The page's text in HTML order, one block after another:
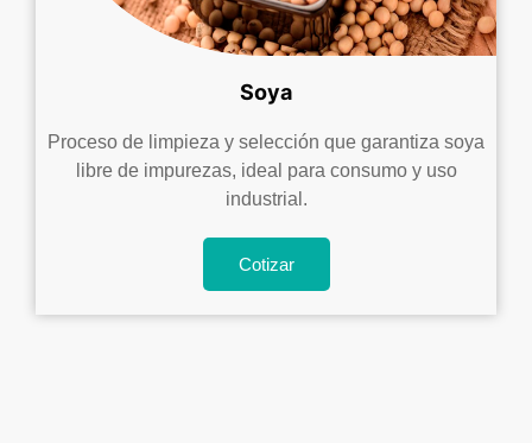
Soya
Proceso de limpieza y selección que garantiza soya
libre de impurezas, ideal para consumo y uso
industrial.
Cotizar